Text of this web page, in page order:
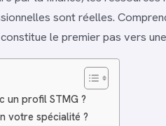
sont réelles.
le premier pas vers
un profil STMG ?
votre spécialité ?